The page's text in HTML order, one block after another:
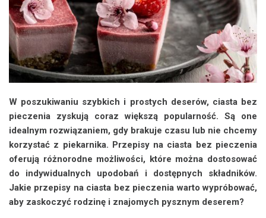
W poszukiwaniu szybkich i prostych deserów, ciasta bez
pieczenia zyskują coraz większą popularność. Są one
idealnym rozwiązaniem, gdy brakuje czasu lub nie chcemy
korzystać z piekarnika. Przepisy na ciasta bez pieczenia
oferują różnorodne możliwości, które można dostosować
do indywidualnych upodobań i dostępnych składników.
Jakie przepisy na ciasta bez pieczenia warto wypróbować,
aby zaskoczyć rodzinę i znajomych pysznym deserem?